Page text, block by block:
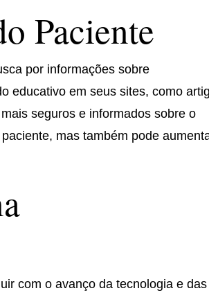
Paciente
por informações sobre
educativo em seus sites, como
seguros e informados sobre o
mas também pode
com o avanço da tecnologia e das